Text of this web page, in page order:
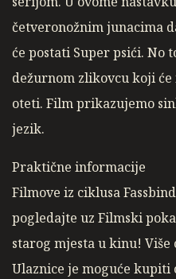
četveronožnim junacima
će postati Super psići. No
dežurnom zlikovcu koji
oteti. Film prikazujemo
jezik.
Praktične informacije
Filmove iz ciklusa
pogledajte uz Filmski
starog mjesta u kinu! Više
Ulaznice je moguće